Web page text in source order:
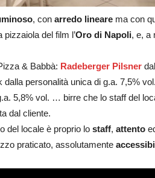
, con arredo lineare ma con
pizzaiola del film l’Oro di Napoli, e, a
& Babbà: Radeberger Pilsner
dalla personalità unica di g.a. 7,5%
5,8% vol. … birre che lo staff del
dal cliente.
del locale è proprio lo staff, attento
praticato, assolutamente